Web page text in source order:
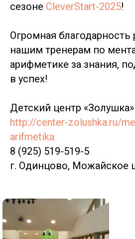
сезоне CleverStart-2025!
Огромная благодарность
нашим тренерам по
арифметике за знания,
в успех!
Детский центр «Золушка»
http://center-zolushka.ru/
arifmetika
8 (925) 519-519-5
г. Одинцово, Можайское